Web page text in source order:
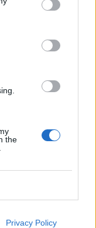
the
Privacy Policy
Aslakin toiminta